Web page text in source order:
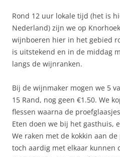
Rond 12 uur lokale tijd (het is
Nederland) zijn we op
wijnboeren hier in het gebied
is uitstekend en in de middag
langs de wijnranken.
Bij de wijnmaker mogen we 5
15 Rand, nog geen €1.50. We
flessen waarna de
Eten doen we bij het gasthuis,
We raken met de kokkin aan
toch aardig met elkaar kunnen